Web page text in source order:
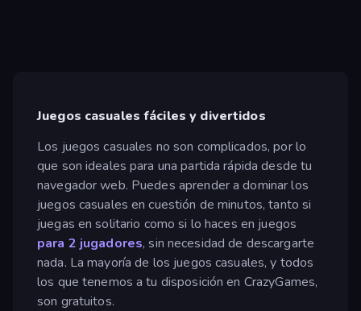
Juegos casuales fáciles y divertidos
Los juegos casuales no son complicados, por lo
que son ideales para una partida rápida desde tu
navegador web. Puedes aprender a dominar los
juegos casuales en cuestión de minutos, tanto si
juegas en solitario como si lo haces en juegos
para 2 jugadores, sin necesidad de descargarte
nada. La mayoría de los juegos casuales, y todos
los que tenemos a tu disposición en CrazyGames,
son gratuitos.